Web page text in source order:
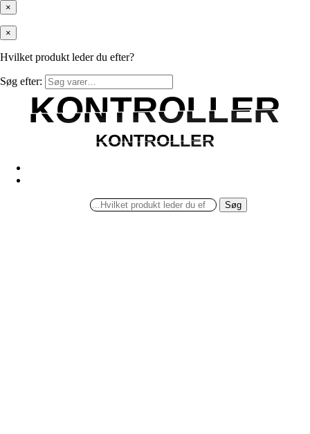
×
×
Hvilket produkt leder du efter?
Søg efter:
KONTROLLER
KONTROLLER
KONTROLLER
KONTROLLER
Søg